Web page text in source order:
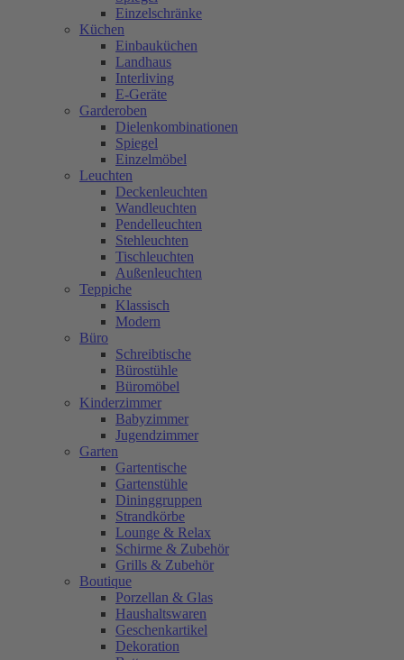
Einzelschränke
Küchen
Einbauküchen
Landhaus
Interliving
E-Geräte
Garderoben
Dielenkombinationen
Spiegel
Einzelmöbel
Leuchten
Deckenleuchten
Wandleuchten
Pendelleuchten
Stehleuchten
Tischleuchten
Außenleuchten
Teppiche
Klassisch
Modern
Büro
Schreibtische
Bürostühle
Büromöbel
Kinderzimmer
Babyzimmer
Jugendzimmer
Garten
Gartentische
Gartenstühle
Dininggruppen
Strandkörbe
Lounge & Relax
Schirme & Zubehör
Grills & Zubehör
Boutique
Porzellan & Glas
Haushaltswaren
Geschenkartikel
Dekoration